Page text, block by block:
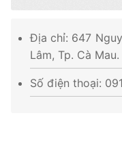
Địa chỉ: 647
Lâm, Tp. Cà Mau.
Số điện thoại: